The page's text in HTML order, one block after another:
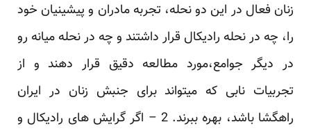
زنان فعال در این دو نحله، تجربه مادران و پیشینیان خود
را، چه در نحله رادیکال قرار داشتند و چه در نحله میانه رو
در دیگر جوامع،مورد مطالعه دقیق قرار دهند و از
تجربیات نابی که میتواند برای جنبش زنان در ایران
راهگشا باشد، بهره ببرند. 2 – اگر گرایش های رادیکال و